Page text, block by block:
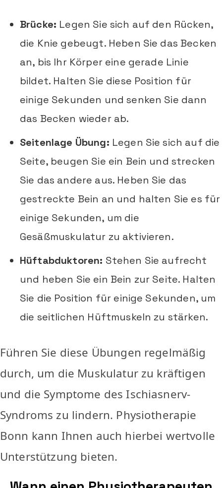
Brücke: Legen Sie sich auf den Rücken,
die Knie gebeugt. Heben Sie das Becken
an, bis Ihr Körper eine gerade Linie
bildet. Halten Sie diese Position für
einige Sekunden und senken Sie dann
das Becken wieder ab.
Seitenlage Übung: Legen Sie sich auf die
Seite, beugen Sie ein Bein und strecken
Sie das andere aus. Heben Sie das
gestreckte Bein an und halten Sie es für
einige Sekunden, um die
Gesäßmuskulatur zu aktivieren.
Hüftabduktoren: Stehen Sie aufrecht
und heben Sie ein Bein zur Seite. Halten
Sie die Position für einige Sekunden, um
die seitlichen Hüftmuskeln zu stärken.
Führen Sie diese Übungen regelmäßig
durch, um die Muskulatur zu kräftigen
und die Symptome des Ischiasnerv-
Syndroms zu lindern. Physiotherapie
Bonn kann Ihnen auch hierbei wertvolle
Unterstützung bieten.